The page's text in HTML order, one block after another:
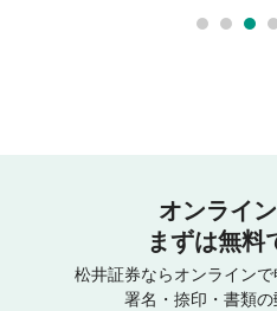
オンライン
まずは無料
松井証券ならオンラインで
署名・捺印・書類の